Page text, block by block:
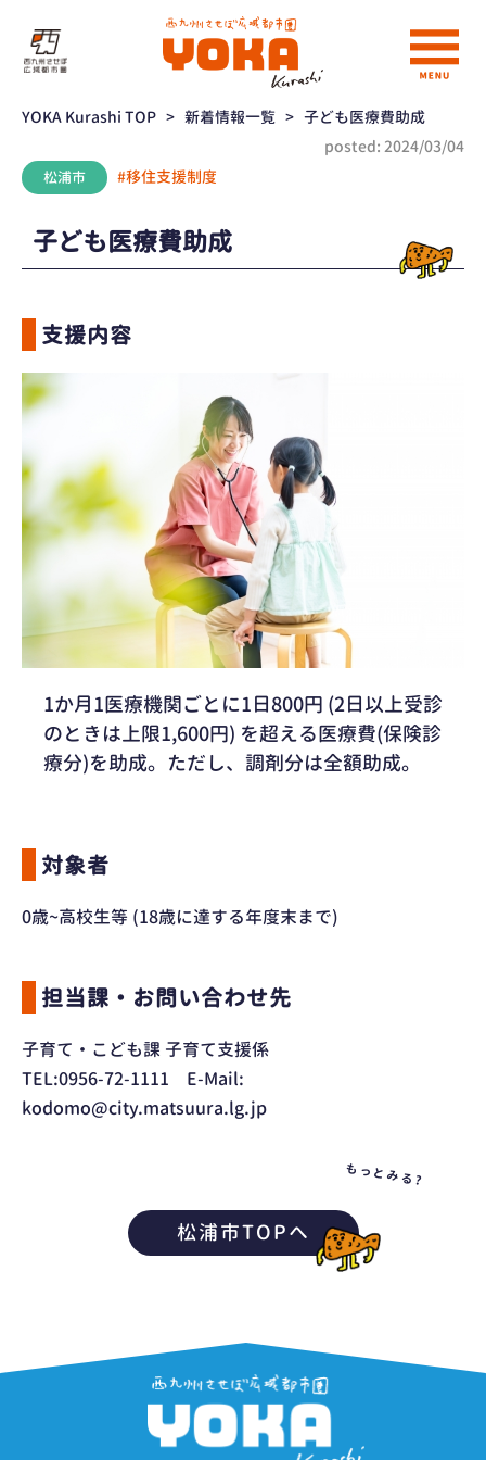
YOKA Kurashi TOP > 新着情報一覧 > 子ども医療費助成
posted: 2024/03/04
松浦市 #移住支援制度
子ども医療費助成
支援内容
1か月1医療機関ごとに1日800円 (2日以上受診
のときは上限1,600円) を超える医療費(保険診
療分)を助成。ただし、調剤分は全額助成。
対象者
0歳~高校生等 (18歳に達する年度末まで)
担当課・お問い合わせ先
子育て・こども課 子育て支援係
TEL:0956-72-1111 E-Mail:
kodomo@city.matsuura.lg.jp
松浦市TOPへ
もっとみる?